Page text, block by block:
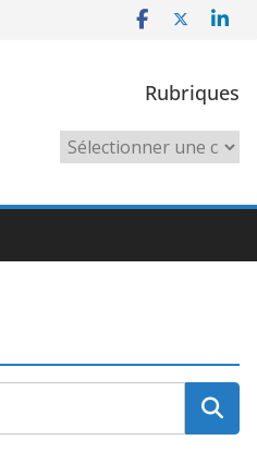
Rubriques
Rubriques